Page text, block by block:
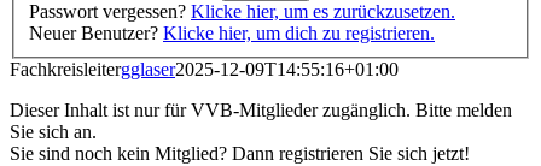
Passwort vergessen? Klicke hier, um es zurückzusetzen.
Neuer Benutzer? Klicke hier, um dich zu registrieren.
Fachkreisleitergglaser2025-12-09T14:55:16+01:00
Dieser Inhalt ist nur für VVB-Mitglieder zugänglich. Bitte melden
Sie sich an.
Sie sind noch kein Mitglied? Dann registrieren Sie sich jetzt!